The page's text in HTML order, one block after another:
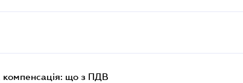
компенсація: що з ПДВ